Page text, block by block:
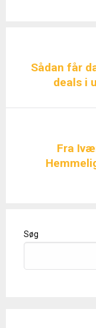
Sådan får
deals i
Fra
Søg